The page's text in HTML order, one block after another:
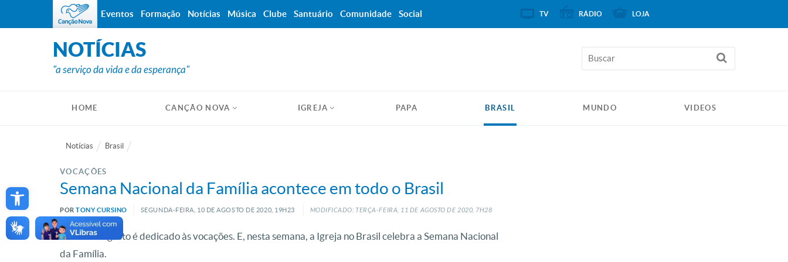
Open toolbar
NOTÍCIAS
"a serviço da vida e da esperança"
HOME CANÇÃO NOVA IGREJA PAPA BRASIL MUNDO VIDEOS
Notícias Brasil
VOCAÇÕES
Semana Nacional da Família acontece em todo o Brasil
PORTONY CURSINO SEGUNDA-FEIRA, 10 DE AGOSTO DE 2020, 19H23 MODIFICADO: TERÇA-FEIRA, 11 DE AGOSTO DE2020, 7H28
O mês de agosto é dedicado às vocações. E, nesta semana, a Igreja no Brasil celebra a Semana Nacional
da Família.
Eventos Formação Notícias Música Clube Santuário Comunidade Social TV RÁDIO LOJA